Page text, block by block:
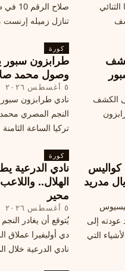
صلاح
تنازل زميله
الكشف
كورة
طرابزون سبور
وصول محمد
٥ أغسطس ٢٠٢٦
نادي طرابزون
النجم المصري
تركيا الساعة
جديد ومكافآت مالية.
مدريد
عودته إلى
التي
كورة
نادي الدرعية
الهلال..
محير
٥ أغسطس ٢٠٢٦
يُتوقع أن يغادر
دي أوليفيرا عملاق
نادي الدرعية خلال